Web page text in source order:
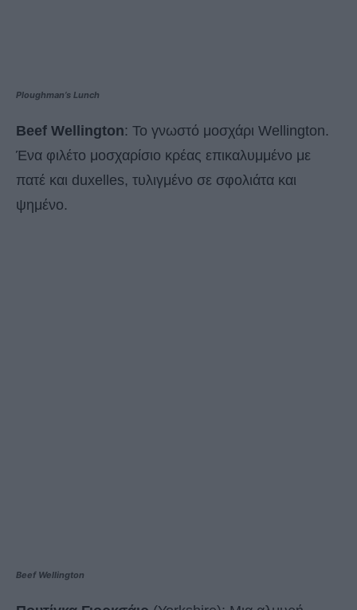
Ploughman’s Lunch
Beef Wellington: Το γνωστό μοσχάρι Wellington.
Ένα φιλέτο μοσχαρίσιο κρέας επικαλυμμένο με
πατέ και duxelles, τυλιγμένο σε σφολιάτα και
ψημένο.
Beef Wellington